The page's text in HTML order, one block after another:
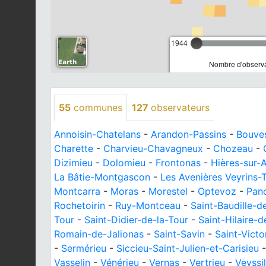
1944
Nombre
55 communes 127 observateurs
Annoisin-Chatelans - Arandon-Passins -
Charette - Charvieu-Chavagneux - Chozeau -
Dizimieu - Dolomieu - Frontonas - Hières-sur-
La Bâtie-Montgascon - Les Avenières Veyrins-
Montcarra - Moras - Morestel - Optevoz -
Rochetoirin - Ruy-Montceau - Saint-Baudille-
Tour - Saint-Didier-de-la-Tour - Saint-Hilaire-
Romain-de-Jalionas - Saint-Savin - Saint-
- Sermérieu - Siccieu-Saint-Julien-et-Carisieu
Vasselin - Vénérieu - Vernas - Vertrieu -